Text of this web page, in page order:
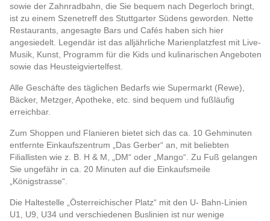
sowie der Zahnradbahn, die Sie bequem nach Degerloch bringt,
ist zu einem Szenetreff des Stuttgarter Südens geworden. Nette
Restaurants, angesagte Bars und Cafés haben sich hier
angesiedelt. Legendär ist das alljährliche Marienplatzfest mit Live-
Musik, Kunst, Programm für die Kids und kulinarischen Angeboten
sowie das Heusteigviertelfest.
Alle Geschäfte des täglichen Bedarfs wie Supermarkt (Rewe),
Bäcker, Metzger, Apotheke, etc. sind bequem und fußläufig
erreichbar.
Zum Shoppen und Flanieren bietet sich das ca. 10 Gehminuten
entfernte Einkaufszentrum „Das Gerber“ an, mit beliebten
Filiallisten wie z. B. H & M, „DM“ oder „Mango“. Zu Fuß gelangen
Sie ungefähr in ca. 20 Minuten auf die Einkaufsmeile
„Königstrasse“.
Die Haltestelle „Österreichischer Platz“ mit den U- Bahn-Linien
U1, U9, U34 und verschiedenen Buslinien ist nur wenige